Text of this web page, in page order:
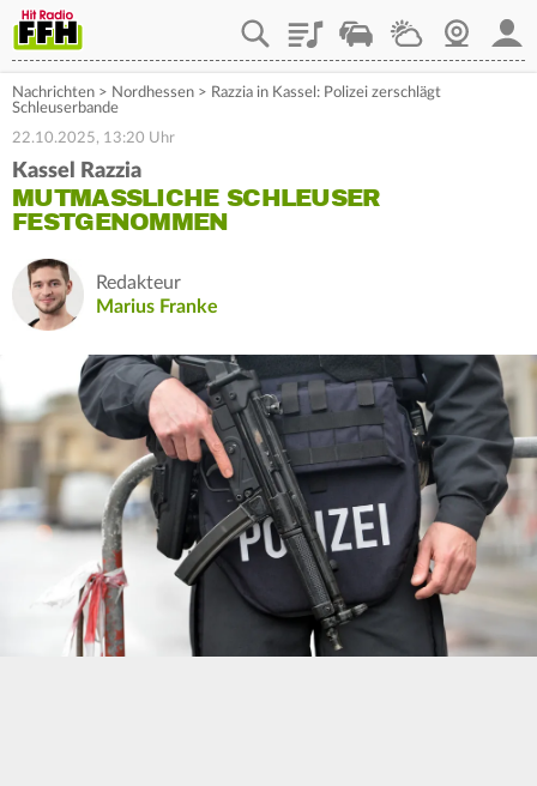
PlaylistStaupilotWetterWebcam
Nachrichten > Nordhessen > Razzia in Kassel: Polizei zerschlägt
Schleuserbande
22.10.2025, 13:20 Uhr
Kassel Razzia
MUTMASSLICHE SCHLEUSER F
ESTGENOMMEN
Redakteur
Marius Franke